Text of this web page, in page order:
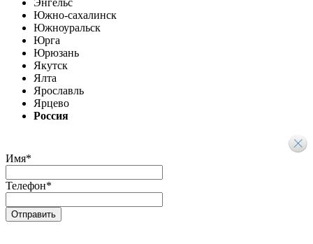
Южно-сахалинск
Южноуральск
Юрга
Юрюзань
Якутск
Ялта
Ярославль
Ярцево
Россия
Имя*
Телефон*